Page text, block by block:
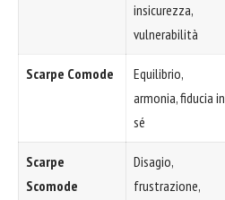
insicurezza,
vulnerabilità
Scarpe Comode
Equilibrio,
armonia, fiducia in
sé
Scarpe
Scomode
Disagio,
frustrazione,